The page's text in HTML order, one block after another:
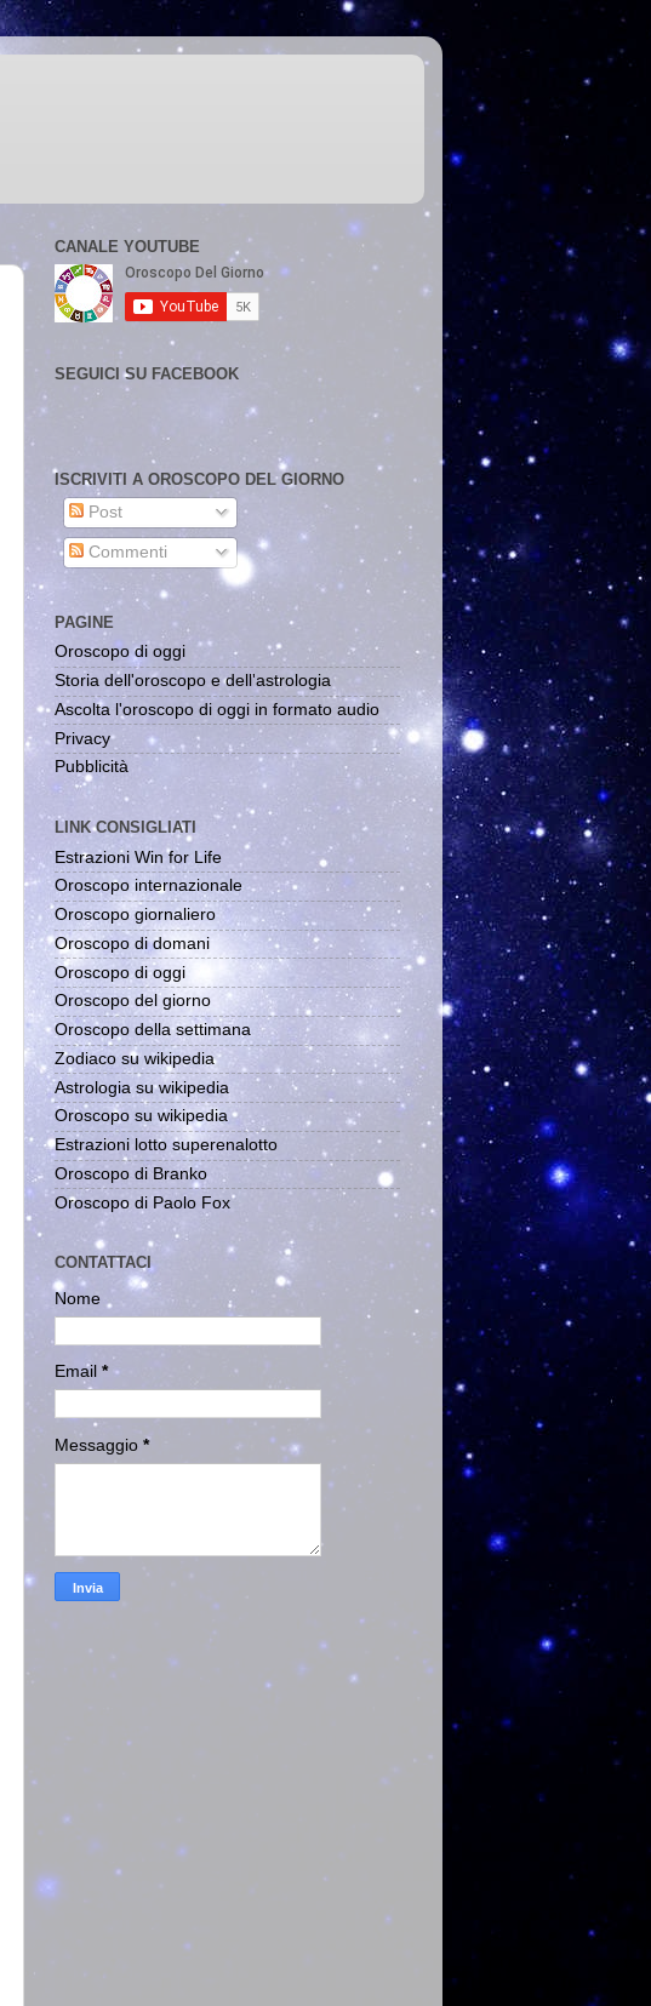
CANALE YOUTUBE
SEGUICI SU FACEBOOK
ISCRIVITI A OROSCOPO DEL GIORNO
Post
Commenti
PAGINE
Oroscopo di oggi
Storia dell'oroscopo e dell'astrologia
Ascolta l'oroscopo di oggi in formato audio
Privacy
Pubblicità
LINK CONSIGLIATI
Estrazioni Win for Life
Oroscopo internazionale
Oroscopo giornaliero
Oroscopo di domani
Oroscopo di oggi
Oroscopo del giorno
Oroscopo della settimana
Zodiaco su wikipedia
Astrologia su wikipedia
Oroscopo su wikipedia
Estrazioni lotto superenalotto
Oroscopo di Branko
Oroscopo di Paolo Fox
CONTATTACI
Nome
Email *
Messaggio *